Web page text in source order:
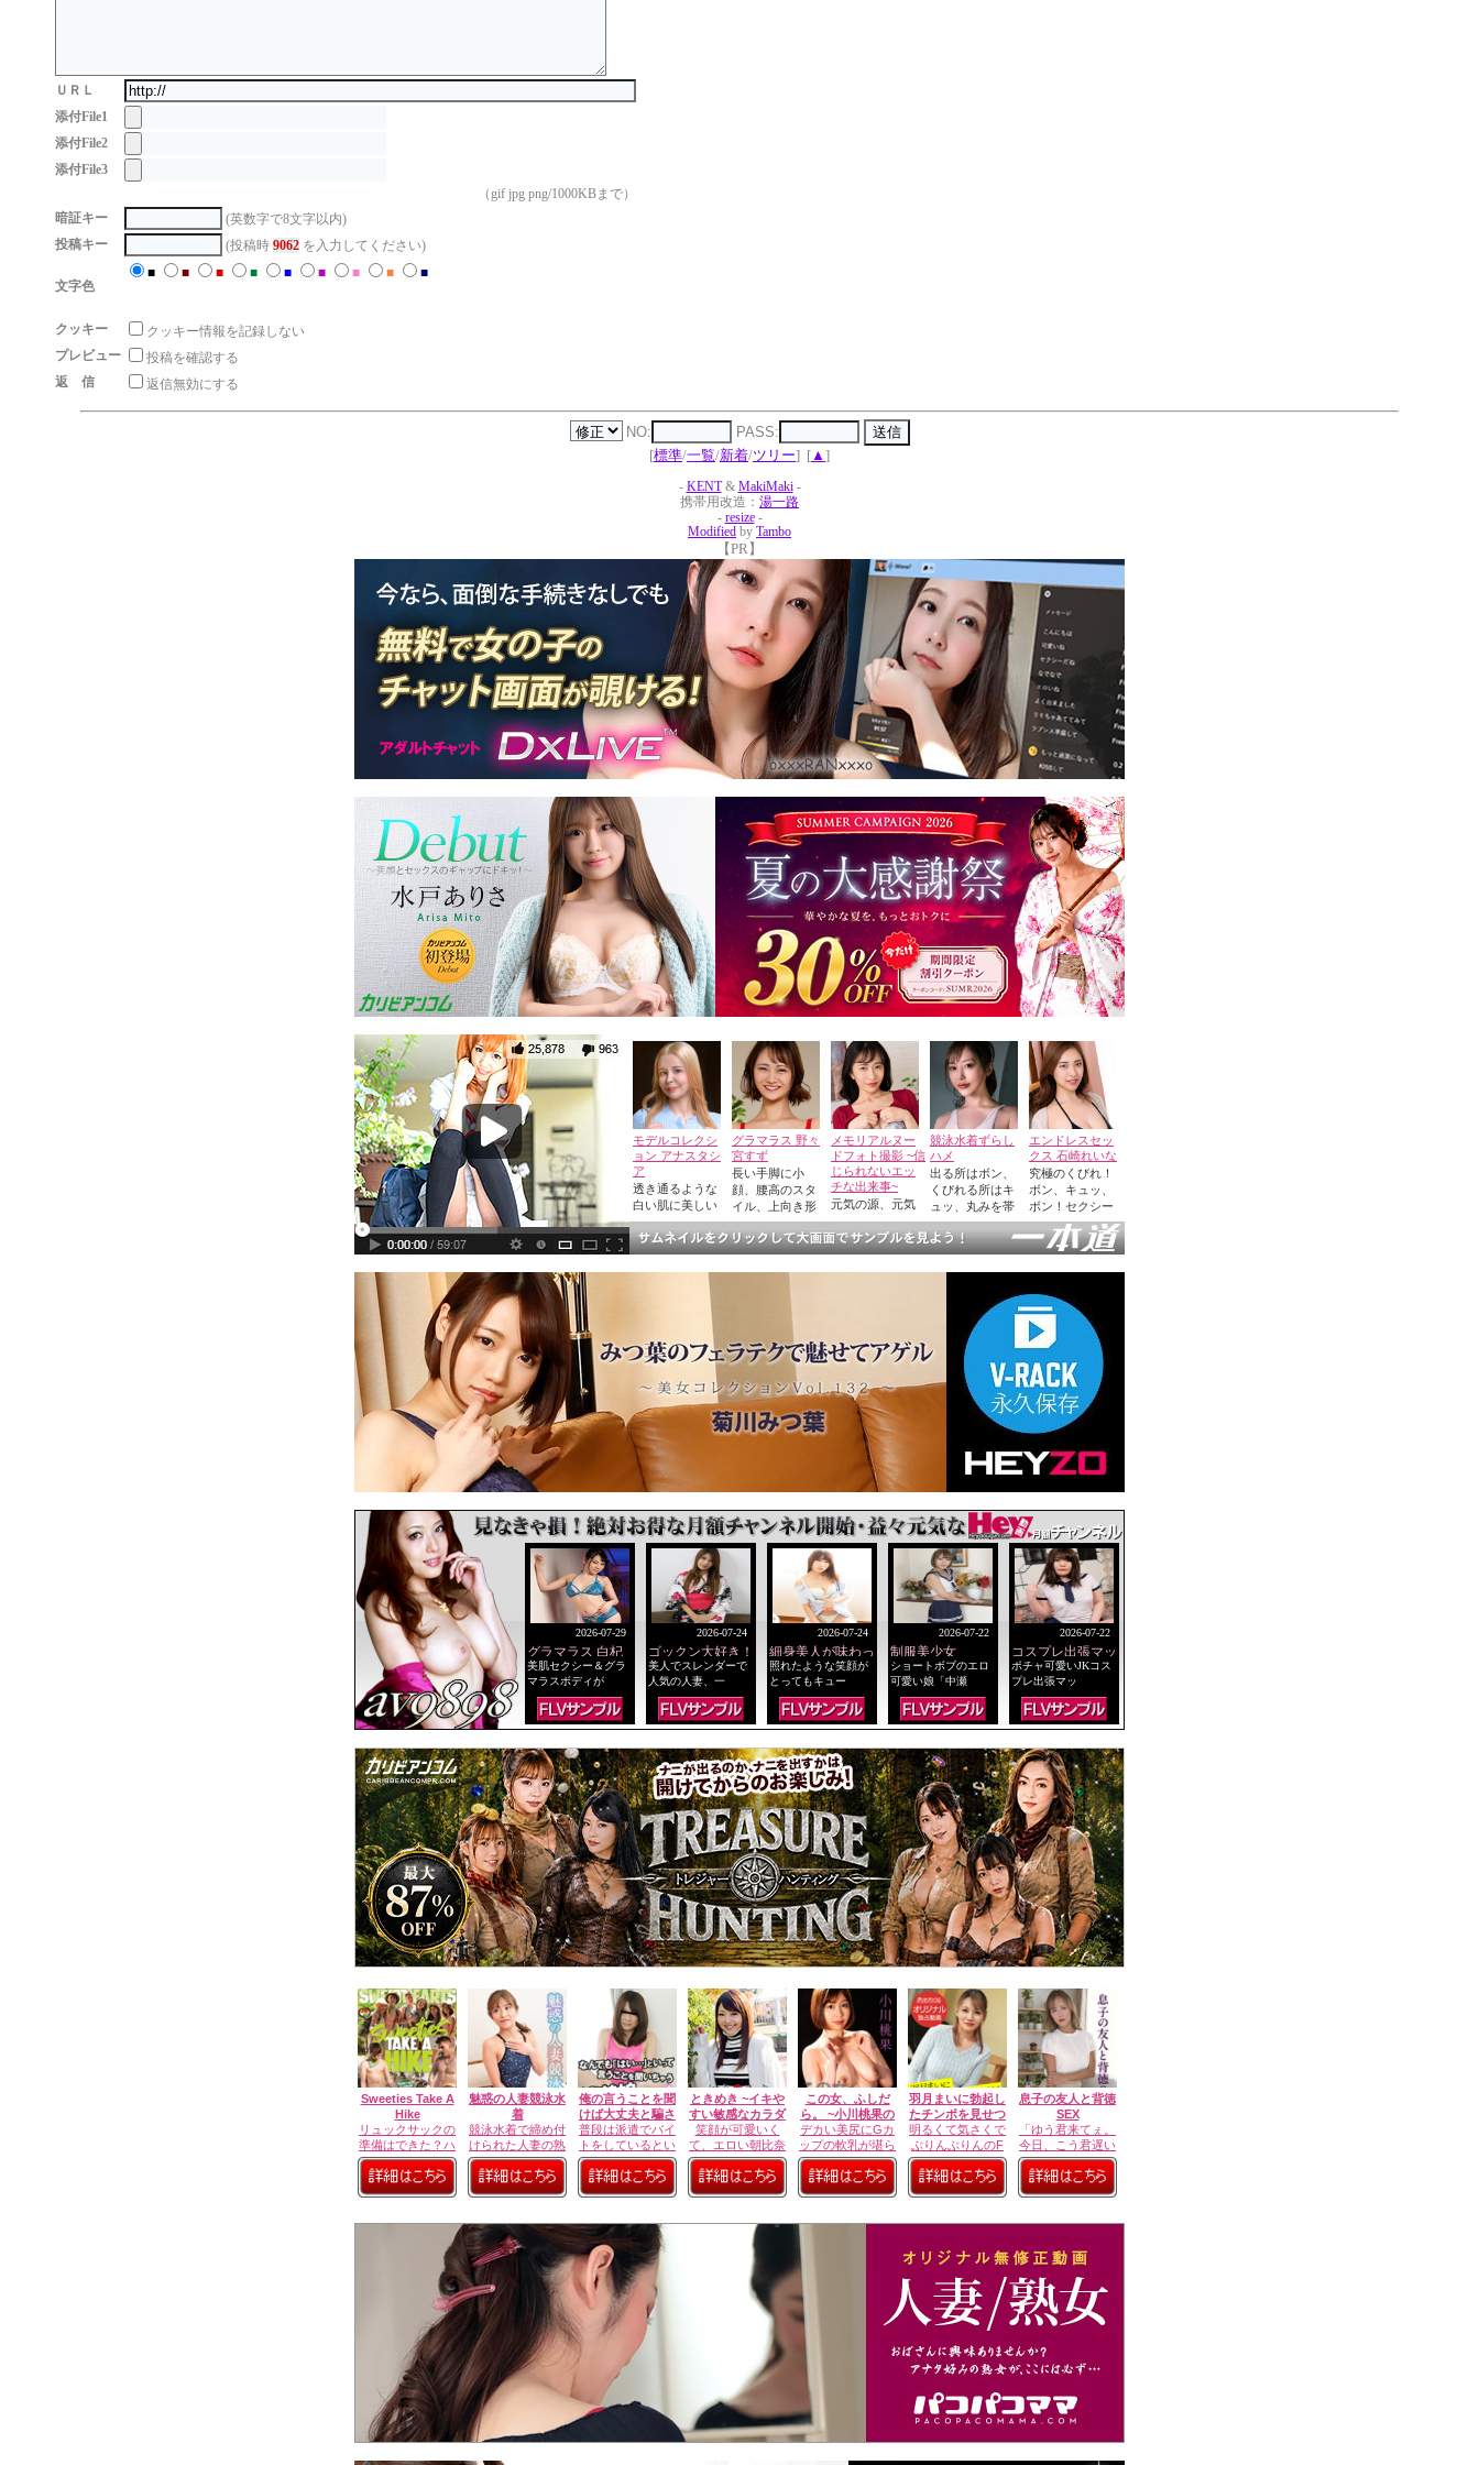
ＵＲＬ
添付File1
添付File2
添付File3
（gif jpg png/1000KBまで）
暗証キー
(英数字で8文字以内)
投稿キー
(投稿時 9062 を入力してください)
文字色
■ ■ ■ ■ ■ ■ ■ ■ ■
クッキー
クッキー情報を記録しない
プレビュー
投稿を確認する
返 信
返信無効にする
NO:
PASS:
[標準/一覧/新着/ツリー] [▲ ]
- KENT& MakiMaki-
携帯用改造： 湯一路
- resize-
Modified by Tambo
【PR】